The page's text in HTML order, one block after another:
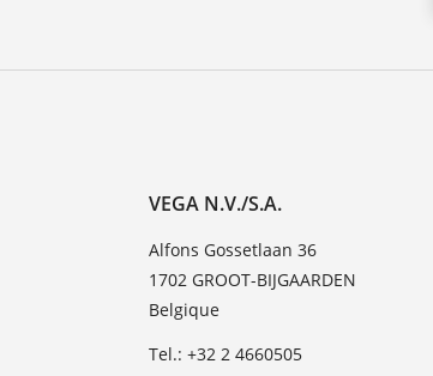
VEGA N.V./S.A.
Alfons Gossetlaan 36
1702 GROOT-BIJGAARDEN
Belgique
Tel.: +32 2 4660505